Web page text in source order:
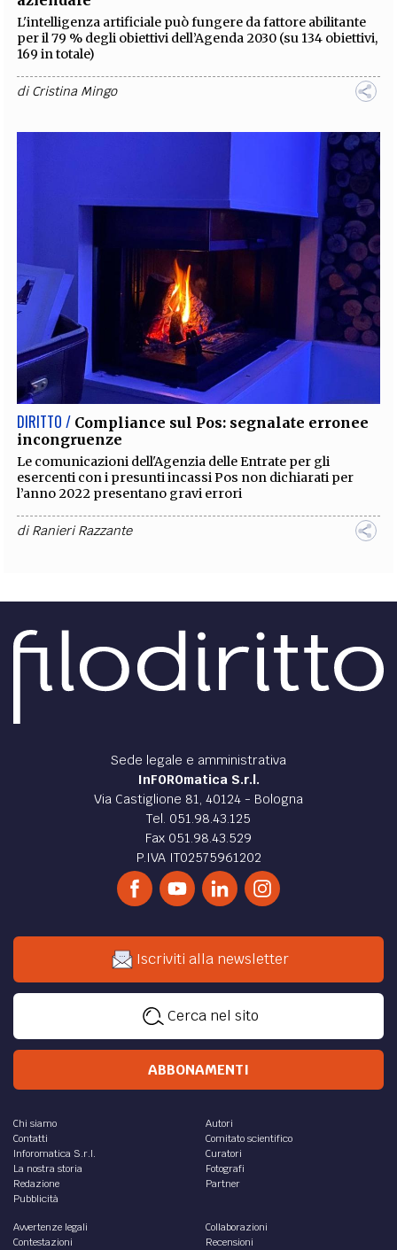
L'intelligenza artificiale può fungere da fattore abilitante
per il 79 % degli obiettivi dell’Agenda 2030 (su 134 obiettivi,
169 in totale)
diCristina Mingo
DIRITTO / Compliance sul Pos: segnalate erronee
incongruenze
Le comunicazioni dell'Agenzia delle Entrate per gli
esercenti con i presunti incassi Pos non dichiarati per
l’anno 2022 presentano gravi errori
diRanieri Razzante
fornitura e i possibili impatti sulle imprese
Obblighi per le imprese tedesche di rispettare e far
rispettare ai propri fornitori i diritti umani e ambientali, ex
lege tedesca sulle catene di fornitura
La compliance negli uffici giudicanti e
negli enti giudicati: un’Italia “a due velocità”?
Nel presente articolo, gli autori si pongono i seguenti tre
interrogativi. Le normative sull’anticorruzione, sulla
trasparenza e sul c.d.whistleblo...
Vittore d'Acquarone, Riccardo Roscini-Vitali
DIRITTO / Adeguati assetti organizzativi ex art.
2086, ii co., c.c. e strumenti di prevenzione alla
Il tema della compliance delle società in funzione di
prevenzione del rischio reato si impone oggi sempre più
cogente e necessario
business compliance: best practices e presidi in
ambito sanctions
Abstract
L’elaborato ha lo scopo di esaminare come e in che modo
la necessità di far fronte al sistema di sanzioni nei